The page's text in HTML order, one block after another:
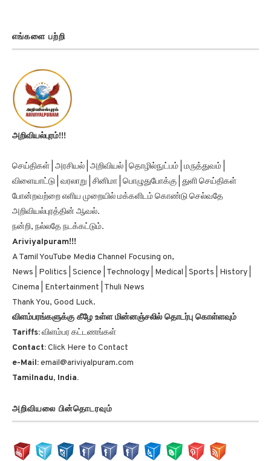
எங்களை பற்றி
அறிவியல்புரம்!!!
செய்திகள் | அரசியல் | அறிவியல் | தொழில்நுட்பம் | மருத்துவம் |
விளையாட்டு | வரலாறு | சினிமா | பொழுதுபோக்கு | துளி செய்திகள்
போன்றவற்றை எளிய முறையில் மக்களிடம் கொண்டு செல்வதே
அறிவியல்புரத்தின் ஆவல்.
நன்றி, நல்லதே நடக்கட்டும்.
News | Politics | Science | Technology | Medical | Sports | History |
Cinema | Entertainment | Thuli News
Thank You, Good Luck.
விளம்பரங்களுக்கு கீழே உள்ள மின்னஞ்சலில் தொடர்பு கொள்ளவும்
விளம்பர கட்டணங்கள்
அறிவியலை பின்தொடரவும்